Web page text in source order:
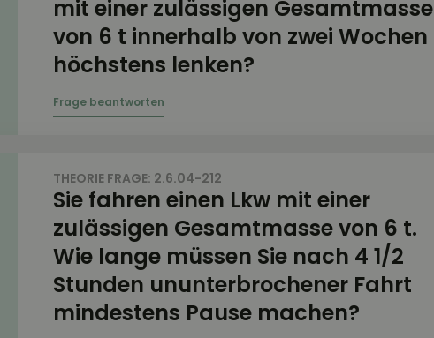
mit einer zulässigen Gesamtmasse
von 6 t innerhalb von zwei Wochen
höchstens lenken?
THEORIE FRAGE: 2.6.04-212
Sie fahren einen Lkw mit einer
zulässigen Gesamtmasse von 6 t.
Wie lange müssen Sie nach 4 1/2
Stunden ununterbrochener Fahrt
mindestens Pause machen?